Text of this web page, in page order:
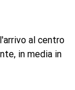
al centro
in media in